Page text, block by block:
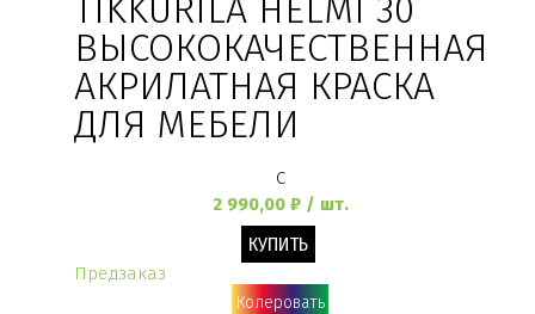
TIKKURILA HELMI 30
ВЫСОКОКАЧЕСТВЕННАЯ
АКРИЛАТНАЯ КРАСКА
ДЛЯ МЕБЕЛИ
C
2 990,00 ₽ / шт.
Предзаказ
Колеровать